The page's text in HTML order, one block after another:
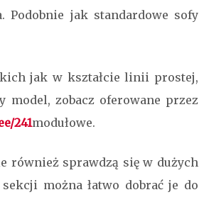
jak standardowe sofy
jak w kształcie linii prostej,
model, zobacz oferowane przez
241modułowe.
również sprawdzą się w dużych
można łatwo dobrać je do